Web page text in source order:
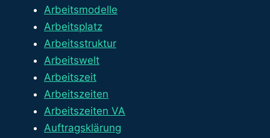
Arbeitsmodelle
Arbeitsplatz
Arbeitsstruktur
Arbeitswelt
Arbeitszeit
Arbeitszeiten
Arbeitszeiten VA
Auftragsklärung